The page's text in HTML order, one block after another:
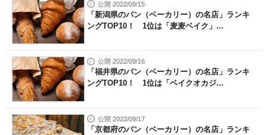
公開 2022/09/15
「新潟県のパン（ベーカリー）の名店」ランキ
ングTOP10！ 1位は「麦麦ベイク」...
公開 2022/09/16
「福井県のパン（ベーカリー）の名店」ランキ
ングTOP10！ 1位は「ベイクオカジ...
公開 2022/09/17
「京都府のパン（ベーカリー）の名店」ランキ